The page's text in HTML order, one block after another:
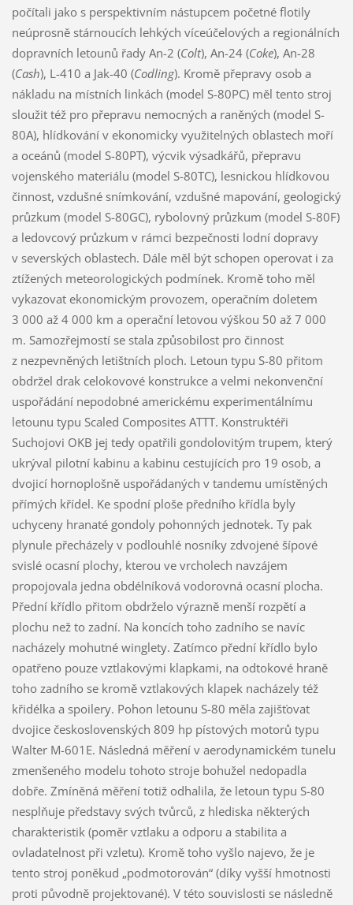
počítali jako s perspektivním nástupcem početné flotily
neúprosně stárnoucích lehkých víceúčelových a regionálních
dopravních letounů řady An-2 (Colt), An-24 (Coke), An-28
(Cash), L-410 a Jak-40 (Codling). Kromě přepravy osob a
nákladu na místních linkách (model S-80PC) měl tento stroj
sloužit též pro přepravu nemocných a raněných (model S-
80A), hlídkování v ekonomicky využitelných oblastech moří
a oceánů (model S-80PT), výcvik výsadkářů, přepravu
vojenského materiálu (model S-80TC), lesnickou hlídkovou
činnost, vzdušné snímkování, vzdušné mapování, geologický
průzkum (model S-80GC), rybolovný průzkum (model S-80F)
a ledovcový průzkum v rámci bezpečnosti lodní dopravy
v severských oblastech. Dále měl být schopen operovat i za
ztížených meteorologických podmínek. Kromě toho měl
vykazovat ekonomickým provozem, operačním doletem
3 000 až 4 000 km a operační letovou výškou 50 až 7 000
m. Samozřejmostí se stala způsobilost pro činnost
z nezpevněných letištních ploch. Letoun typu S-80 přitom
obdržel drak celokovové konstrukce a velmi nekonvenční
uspořádání nepodobné americkému experimentálnímu
letounu typu Scaled Composites ATTT. Konstruktéři
Suchojovi OKB jej tedy opatřili gondolovitým trupem, který
ukrýval pilotní kabinu a kabinu cestujících pro 19 osob, a
dvojicí hornoplošně uspořádaných v tandemu umístěných
přímých křídel. Ke spodní ploše předního křídla byly
uchyceny hranaté gondoly pohonných jednotek. Ty pak
plynule přecházely v podlouhlé nosníky zdvojené šípové
svislé ocasní plochy, kterou ve vrcholech navzájem
propojovala jedna obdélníková vodorovná ocasní plocha.
Přední křídlo přitom obdrželo výrazně menší rozpětí a
plochu než to zadní. Na koncích toho zadního se navíc
nacházely mohutné winglety. Zatímco přední křídlo bylo
opatřeno pouze vztlakovými klapkami, na odtokové hraně
toho zadního se kromě vztlakových klapek nacházely též
křidélka a spoilery. Pohon letounu S-80 měla zajišťovat
dvojice československých 809 hp pístových motorů typu
Walter M-601E. Následná měření v aerodynamickém tunelu
zmenšeného modelu tohoto stroje bohužel nedopadla
dobře. Zmíněná měření totiž odhalila, že letoun typu S-80
nesplňuje představy svých tvůrců, z hlediska některých
charakteristik (poměr vztlaku a odporu a stabilita a
ovladatelnost při vzletu). Kromě toho vyšlo najevo, že je
tento stroj poněkud „podmotorován“ (díky vyšší hmotnosti
proti původně projektované). V této souvislosti se následně